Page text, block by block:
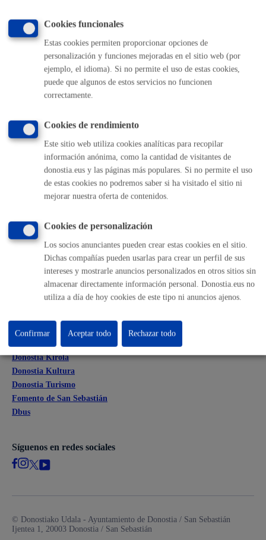
Volver al índice Volver atrás
Comunícate con el Ayuntamiento de Donostia / San
010
(gratuito desde Donostia / San Sebastián)
(+34) 943 481 000
Buzón de la ciudadanía
Informar de un error en la web
Ofertas de empleo
Perfil del contratante
Sede electrónica
Mapas - GeoDonostia
Sala de prensa
Mapa web
Otras páginas web corporativas
Donostia Kirola
Donostia Kultura
Donostia Turismo
Fomento de San Sebastián
Dbus
Síguenos en redes sociales
© Donostiako Udala - Ayuntamiento de Donostia / San Sebastián
Ijentea 1, 20003 Donostia / San Sebastián
Cookies funcionales
Estas cookies permiten proporcionar opciones de
personalización y funciones mejoradas en el sitio web (por
ejemplo, el idioma). Si no permite el uso de estas cookies,
puede que algunos de estos servicios no funcionen
correctamente.
Cookies de rendimiento
Este sitio web utiliza cookies analíticas para recopilar
información anónima, como la cantidad de visitantes de
donostia.eus y las páginas más populares. Si no permite el uso
de estas cookies no podremos saber si ha visitado el sitio ni
mejorar nuestra oferta de contenidos.
Cookies de personalización
Los socios anunciantes pueden crear estas cookies en el sitio.
Dichas compañías pueden usarlas para crear un perfil de sus
intereses y mostrarle anuncios personalizados en otros sitios sin
almacenar directamente información personal. Donostia.eus no
utiliza a día de hoy cookies de este tipo ni anuncios ajenos.
Rechazar todo
Confirmar Aceptar todo